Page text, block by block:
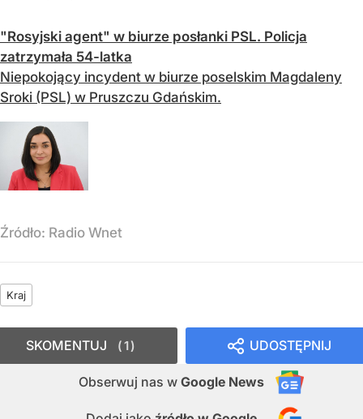
"Rosyjski agent" w biurze posłanki PSL. Policja
zatrzymała 54-latka
Niepokojący incydent w biurze poselskim Magdaleny
Sroki (PSL) w Pruszczu Gdańskim.
Źródło: Radio Wnet
Kraj
UDOSTĘPNIJ
Obserwuj nas w Google News
SKOMENTUJ 1